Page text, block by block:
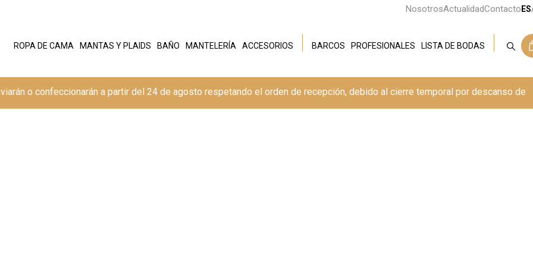
o confeccionarán a partir del 24 de agosto respetando el orden de recepción, debido al cierre temporal por descanso de
NosotrosActualidadContactoES
ROPA DE CAMA MANTAS Y PLAIDS BAÑO MANTELERÍA ACCESORIOS BARCOS PROFESIONALES LISTA DE BODAS